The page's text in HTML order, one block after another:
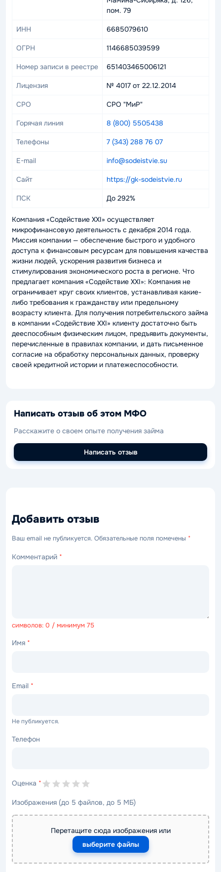
пом. 79
ИНН 6685079610
ОГРН 1146685039599
Номер записи в реестре 651403465006121
Лицензия № 4017 от 22.12.2014
СРО СРО "МиР"
Горячая линия 8 (800) 5505438
Телефоны 7 (343) 288 76 07
E-mail info@sodeistvie.su
Сайт https://gk-sodeistvie.ru
ПСК До 292%
Компания «Содействие XXI» осуществляет
микрофинансовую деятельность с декабря 2014 года.
Миссия компании — обеспечение быстрого и удобного
доступа к финансовым ресурсам для повышения качества
жизни людей, ускорения развития бизнеса и
стимулирования экономического роста в регионе. Что
предлагает компания «Содействие XXI»: Компания не
ограничивает круг своих клиентов, устанавливая какие-
либо требования к гражданству или предельному
возрасту клиента. Для получения потребительского займа
в компании «Содействие XXI» клиенту достаточно быть
дееспособным физическим лицом, предъявить документы,
перечисленные в правилах компании, и дать письменное
согласие на обработку персональных данных, проверку
своей кредитной истории и платежеспособности.
Написать отзыв об этом МФО
Расскажите о своем опыте получения займа
Написать отзыв
Добавить отзыв
Ваш email не публикуется. Обязательные поля помечены *
Комментарий *
символов: 0 / минимум 75
Имя *
Email *
Не публикуется.
Телефон
Оценка *
Изображения (до 5 файлов, до 5 МБ)
Перетащите сюда изображения или
выберите файлы